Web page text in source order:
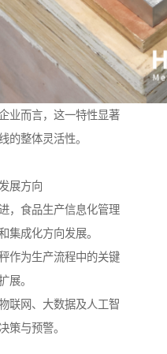
业而言，这一特性显著
的整体灵活性。
展方向
，食品生产信息化管理
集成化方向发展。
作为生产流程中的关键
展。
联网、大数据及人工智
策与预警。